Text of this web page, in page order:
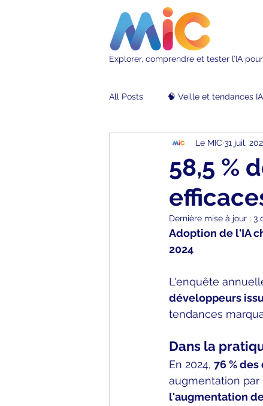
Explorer, comprendre et tester l’IA
All Posts 🧠 Veille et tendances IA
🚀 Prototypes et
🌐 Vie du MIC & Recrutement
58,5 %
Le MIC 31 juil.
Dernière mise à jour : 3
Adoption de l'IA
2024
L'enquête
développeurs
tendances
Dans la
En 2024, 76 %
augmentation par
l'augmentation